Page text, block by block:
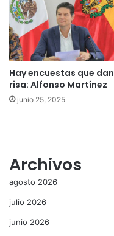
Hay encuestas que dan
risa: Alfonso Martínez
junio 25, 2025
Archivos
agosto 2026
julio 2026
junio 2026